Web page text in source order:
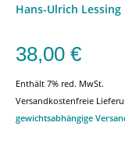
Hans-Ulrich Lessing
38,00 €
Enthält 7% red. MwSt.
Versandkostenfreie
gewichtsabhängige